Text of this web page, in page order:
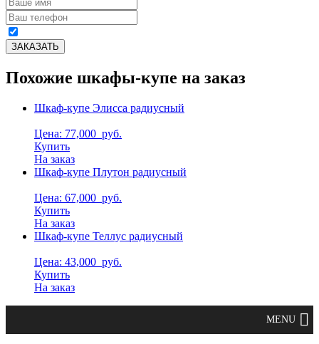
Похожие шкафы-купе на заказ
Шкаф-купе Элисса радиусный
Цена: 77,000 руб.
Купить
На заказ
Шкаф-купе Плутон радиусный
Цена: 67,000 руб.
Купить
На заказ
Шкаф-купе Теллус радиусный
Цена: 43,000 руб.
Купить
На заказ